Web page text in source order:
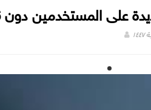
المستخدمين دون 16 عاماً